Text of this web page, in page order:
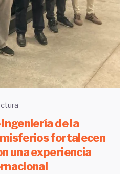
de la
fortalecen
una experiencia